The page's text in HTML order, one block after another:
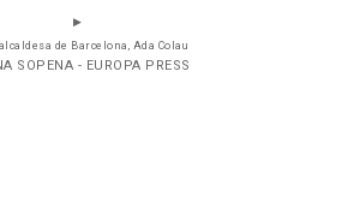
de Barcelona, Ada Colau
SOPENA - EUROPA PRESS